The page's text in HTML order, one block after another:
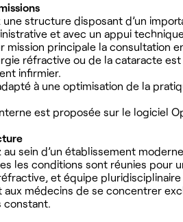
une structure disposant d’un
et avec un appui
mission principale la consultation
réfractive ou de la cataracte
infirmier.
à une optimisation de la
est proposée sur le logiciel
au sein d’un établissement
les conditions sont réunies pour
et équipe
aux médecins de se concentrer
constant.